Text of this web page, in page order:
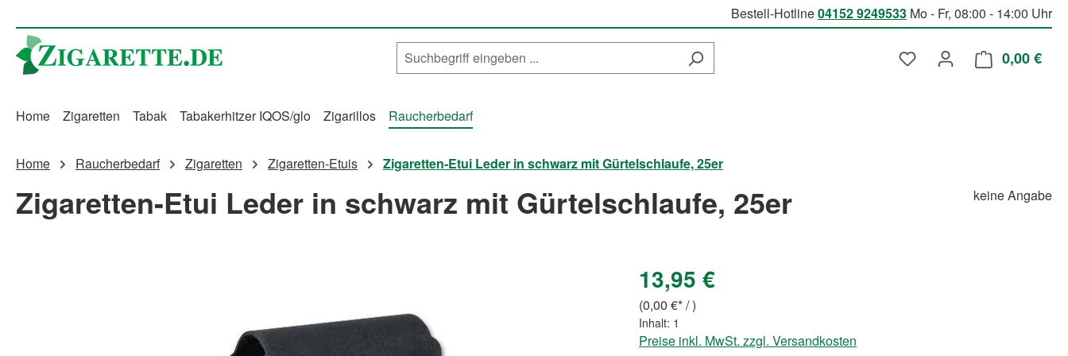
Bestell-Hotline04152 9249533 Mo - Fr, 08:00 - 14:00 Uhr
Du hast 0 Produkte auf
0,00 €
Home Zigaretten Tabak Tabakerhitzer IQOS/glo Zigarillos Raucherbedarf
Home Raucherbedarf Zigaretten Zigaretten-Etuis Zigaretten-Etui Leder in schwarz mit Gürtelschlaufe, 25er
Zigaretten-Etui Leder in schwarz mit Gürtelschlaufe, 25er keine Angabe
13,95 €
(0,00 €* / )
Inhalt: 1
Preise inkl. MwSt. zzgl. Versandkosten